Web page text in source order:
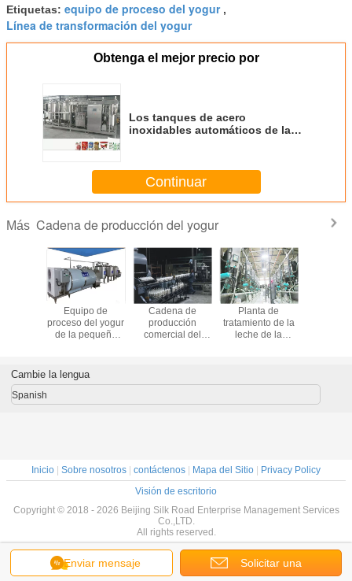
Etiquetas: equipo de proceso del yogur,
Línea de transformación del yogur
Obtenga el mejor precio por
Los tanques de acero
inoxidables automáticos de la
Continuar
Más Cadena de producción del yogur
para la
Equipo de
proceso del yogur
de la pequeña
1000 del zumo de
fruta
Cadena de
producción
comercial del
bacteriano del CE
Planta de
tratamiento de la
leche de la
yogur KQ-1000L
Enviar mensaje Solicitar una
Cambie la lengua
Spanish
Inicio Sobre nosotros contáctenos Mapa del Sitio
Privacy Policy
Visión de escritorio
Copyright © 2018 - 2026 Beijing Silk Road Enterprise Management Services
Co.,LTD.
All rights reserved.